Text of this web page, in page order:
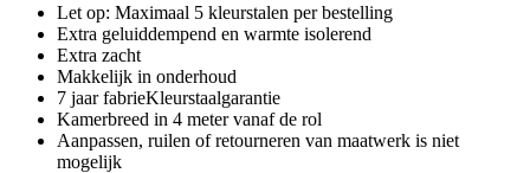
Let op: Maximaal 5 kleurstalen per bestelling
Extra geluiddempend en warmte isolerend
Extra zacht
Makkelijk in onderhoud
7 jaar fabrieKleurstaalgarantie
Kamerbreed in 4 meter vanaf de rol
Aanpassen, ruilen of retourneren van maatwerk is niet
mogelijk